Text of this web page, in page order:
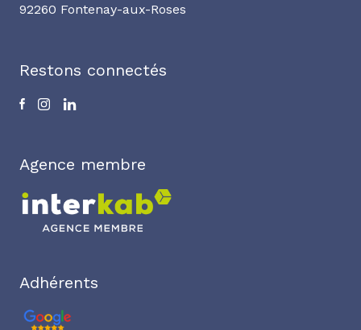
92260 Fontenay-aux-Roses
Restons connectés
Agence membre
Adhérents